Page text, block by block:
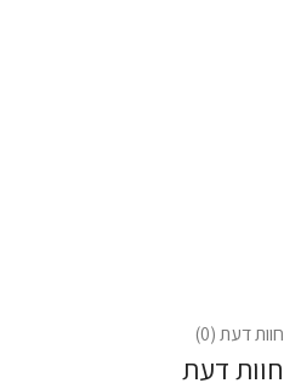
חוות דעת (0)
חוות דעת